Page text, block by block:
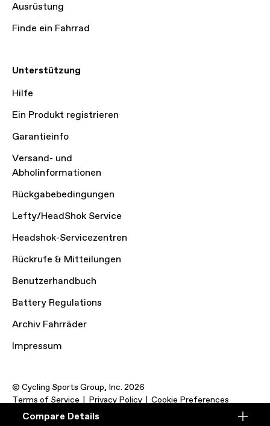
Compare
Compare Details
Ausrüstung
Finde ein Fahrrad
Unterstützung
Hilfe
Ein Produkt registrieren
Garantieinfo
Versand- und
Abholinformationen
Rückgabebedingungen
Lefty/HeadShok Service
Headshok-Servicezentren
Rückrufe & Mitteilungen
Benutzerhandbuch
Battery Regulations
Archiv Fahrräder
Impressum
© Cycling Sports Group, Inc. 2026
Terms of Service
Privacy Policy Cookie Preferences